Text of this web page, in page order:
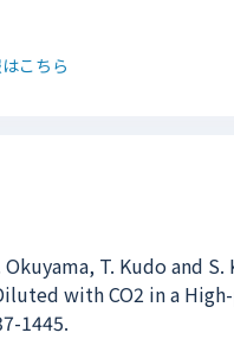
こちら
Okuyama, T. Kudo and
with CO2 in a
1445.